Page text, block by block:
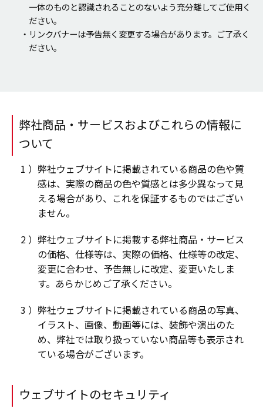
一体のものと認識されることのないよう充分離してご使用く
ださい。
・リンクバナーは予告無く変更する場合があります。ご了承く
ださい。
弊社商品・サービスおよびこれらの情報に
ついて
弊社ウェブサイトに掲載されている商品の色や質
感は、実際の商品の色や質感とは多少異なって見
える場合があり、これを保証するものではござい
ません。
弊社ウェブサイトに掲載する弊社商品・サービス
の価格、仕様等は、実際の価格、仕様等の改定、
変更に合わせ、予告無しに改定、変更いたしま
す。あらかじめご了承ください。
弊社ウェブサイトに掲載されている商品の写真、
イラスト、画像、動画等には、装飾や演出のた
め、弊社では取り扱っていない商品等も表示され
ている場合がございます。
ウェブサイトのセキュリティ